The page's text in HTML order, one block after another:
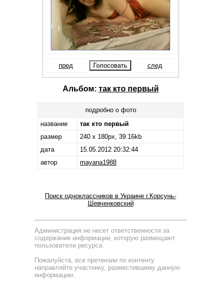
пред след
Альбом: так кто первый
подробно о фото
название
так кто первый
размер
240 x 180px, 39.16kb
дата
15.05.2012 20:32:44
автор
mayana1988
Поиск одноклассников в Украине г.Корсунь-
Шевченковский
Администрация не несет ответственности за
содержание информации, которую размещают
пользователи ресурса.
Пожалуйста, все претензии по контенту
направляйте участнику, разместившему данную
информацию.